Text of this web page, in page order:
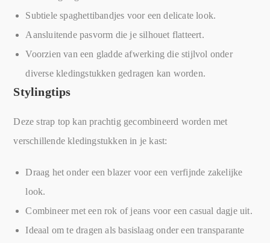
Subtiele spaghettibandjes voor een delicate look.
Aansluitende pasvorm die je silhouet flatteert.
Voorzien van een gladde afwerking die stijlvol onder
diverse kledingstukken gedragen kan worden.
Stylingtips
Deze strap top kan prachtig gecombineerd worden met
verschillende kledingstukken in je kast:
Draag het onder een blazer voor een verfijnde zakelijke
look.
Combineer met een rok of jeans voor een casual dagje uit.
Ideaal om te dragen als basislaag onder een transparante